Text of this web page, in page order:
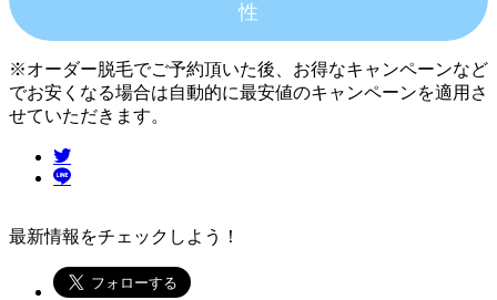
性
※オーダー脱毛でご予約頂いた後、お得なキャンペーンなど
でお安くなる場合は自動的に最安値のキャンペーンを適用さ
せていただきます。
最新情報をチェックしよう！